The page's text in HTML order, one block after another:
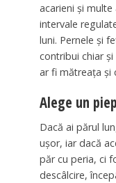
acarieni și
intervale
luni. Pernele și
contribui chiar
ar fi mătreața și
Alege un
Dacă ai părul
ușor, iar dacă
păr cu peria, ci
descâlcire,